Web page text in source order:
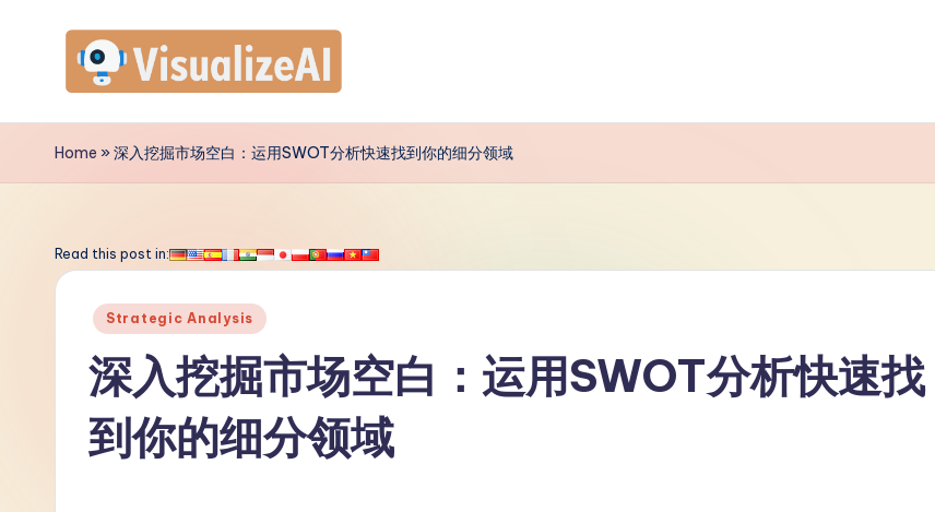
contentV
is
a
A
Home »深入挖掘市场空白：运用SWOT分析快速找到你的细分领域
Read this post in:
Posted
Strategic Analysis
深入挖掘市场空白：运用SWOT分析快速找
到你的细分领域